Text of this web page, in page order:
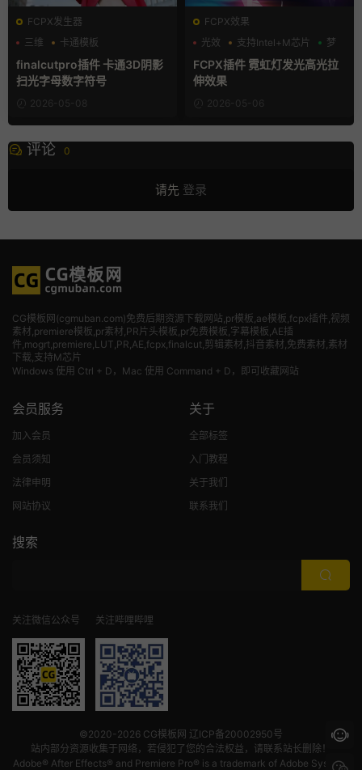
FCPX发生器
三维
卡通模板
支持Intel+M芯片
finalcutpro插件 卡通3D阴影
扫光字母数字符号
2026-05-08
FCPX效果
光效
支持Intel+M芯片 梦
FCPX插件 霓虹灯发光高光拉
伸效果
2026-05-06
评论 0
请先 登录
CG模板网(cgmuban.com)免费后期资源下载网站,pr模板,ae模板,fcpx插件,视频
素材 ,premiere模板,pr素材,PR片头模板,pr免费模板,字幕模板,AE插
件,mogrt,premiere,LUT,PR,AE,fcpx,finalcut,剪辑素材,抖音素材,免费素材,素材
下载,支持M芯片
Windows 使用 Ctrl + D，Mac 使用 Command + D，即可收藏网站
会员服务
加入会员
会员须知
法律申明
网站协议
关于
全部标签
入门教程
关于我们
联系我们
搜索
关注微信公众号 关注哔哩哔哩
©2020-2026 CG模板网 辽ICP备20002950号
站内部分资源收集于网络，若侵犯了您的合法权益，请联系站长删除！
Adobe® After Effects® and Premiere Pro® is a trademark of Adobe Systems